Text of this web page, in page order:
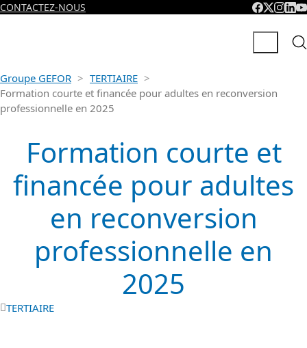
CONTACTEZ-NOUS
Groupe GEFOR > TERTIAIRE >
Formation courte et financée pour adultes en reconversion
professionnelle en 2025
Formation courte et
financée pour adultes
en reconversion
professionnelle en
2025
TERTIAIRE